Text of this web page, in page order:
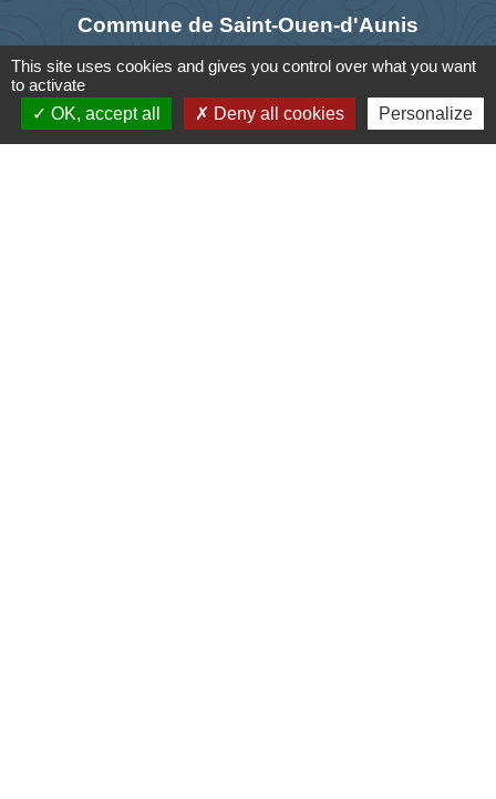
Commune de Saint-Ouen-d'Aunis
61 rue Marie Louise Cardin
17230 Saint-Ouen-d'Aunis - FRANCE
+33 5 46 01 40 64
This site uses cookies and gives you control over what you want
to activate
OK, accept all
Deny all cookies Personalize